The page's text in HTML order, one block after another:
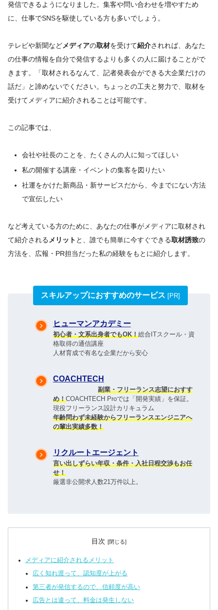
発信できるようになりました。集客や問い合わせを増やすため
に、仕事でSNSを駆使している方も多いでしょう。
テレビや新聞などメディアの取材を受けて紹介されれば、あなた
の仕事の情報を自分で発信するよりも多くの人に届けることがで
きます。「取材されるなんて、記者発表会ができる大企業だけの
話だ」と諦めないでください。ちょっとの工夫と努力で、取材を
受けてメディアに紹介されることは可能です。
この記事では、
会社や社長のことを、たくさんの人に知ってほしい
私の開催する講座・イベントの集客を図りたい
社運をかけた新商品・新サービスだから、今までにない方法
で宣伝したい
など考えている方のために、あなたの仕事がメディアに取材され
て紹介される メリット と、誰でも簡単に今すぐできる取材誘致の
方法を、広報・PR担当だった私の経験をもとに紹介します。
スキルアップにおすすめのサービス [PR]
ヒューマンアカデミー
初心者・文系出身者でもOK！総合ITスクール・資
格取得の通信講座
人材育成で有名な企業だから安心
COACHTECH
副業・フリーランス志望におすす
め！COACHTECH Proでは「開発実績」を保証。
現役フリーランス設計カリキュラ​ム
年齢問わず未経験からフリーランスエンジニアへ
の輩出実績多数！
リクルートエージェント
言い出しずらい年収・条件・入社日程交渉もお任
せ！
厳選非公開求人数21万件以上。
目次
メディアに紹介されるメリット
広く知れ渡って、認知度が上がる
第三者が発信するので、信頼度が高い
広告とは違って、料金は発生しない